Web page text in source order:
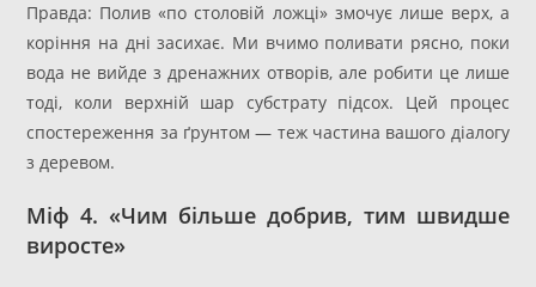
Правда: Полив «по столовій ложці» змочує лише верх, а
коріння на дні засихає. Ми вчимо поливати рясно, поки
вода не вийде з дренажних отворів, але робити це лише
тоді, коли верхній шар субстрату підсох. Цей процес
спостереження за ґрунтом — теж частина вашого діалогу
з деревом.
Міф 4. «Чим більше добрив, тим швидше
виросте»